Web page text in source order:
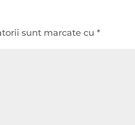
sunt marcate cu*